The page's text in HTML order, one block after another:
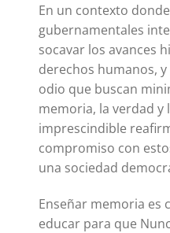
En un contexto
gubernamentales
socavar los avances
derechos humanos,
odio que buscan
memoria, la verdad y
imprescindible
compromiso con
una sociedad
Enseñar memoria es
educar para que